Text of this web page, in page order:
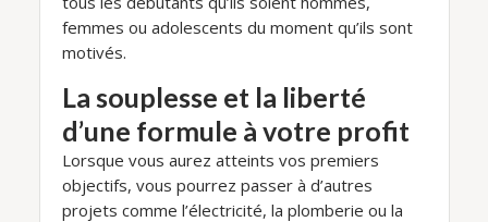
femmes ou adolescents du moment qu’ils sont
motivés.
La souplesse et la liberté
d’une formule à votre profit
Lorsque vous aurez atteints vos premiers
objectifs, vous pourrez passer à d’autres
projets comme l’électricité, la plomberie ou la